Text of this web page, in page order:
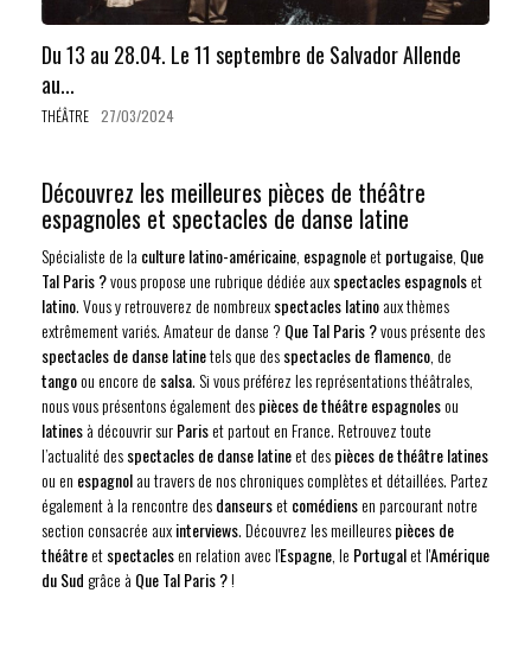
Du 13 au 28.04. Le 11 septembre de Salvador Allende
au...
THÉÂTRE 27/03/2024
Découvrez les meilleures pièces de théâtre
espagnoles et spectacles de danse latine
Spécialiste de la culture latino-américaine, espagnoleetportugaise, Que
Tal Paris ?vous propose une rubrique dédiée auxspectacles espagnolset
latino. Vous y retrouverez de nombreuxspectacles latinoaux thèmes
extrêmement variés. Amateur de danse ? Que Tal Paris ?vous présente des
spectacles de danse latinetels que desspectacles de flamenco, de
tangoou encore de salsa. Si vous préférez les représentations théâtrales,
nous vous présentons également despièces de théâtre espagnolesou
latinesà découvrir surPariset partout en France. Retrouvez toute
l’actualité desspectacles de danse latineet despièces de théâtre latines
ou en espagnolau travers de nos chroniques complètes et détaillées. Partez
également à la rencontre desdanseursetcomédiensen parcourant notre
section consacrée auxinterviews. Découvrez les meilleurespièces de
théâtreetspectaclesen relation avec l'Espagne, le Portugalet l'Amérique
du Sud grâce à Que Tal Paris ?!